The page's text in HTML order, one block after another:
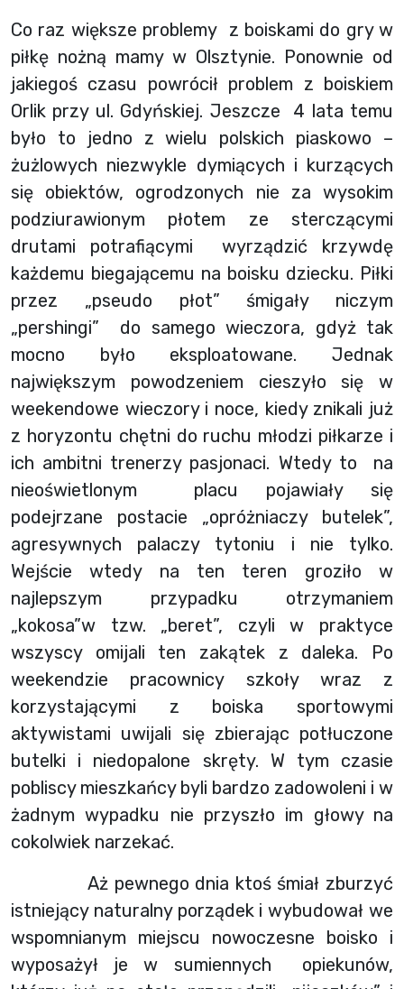
Co raz większe problemy z boiskami do gry w
piłkę nożną mamy w Olsztynie. Ponownie od
jakiegoś czasu powrócił problem z boiskiem
Orlik przy ul. Gdyńskiej. Jeszcze 4 lata temu
było to jedno z wielu polskich piaskowo –
żużlowych niezwykle dymiących i kurzących
się obiektów, ogrodzonych nie za wysokim
podziurawionym płotem ze sterczącymi
drutami potrafiącymi wyrządzić krzywdę
każdemu biegającemu na boisku dziecku. Piłki
przez „pseudo płot” śmigały niczym
„pershingi” do samego wieczora, gdyż tak
mocno było eksploatowane. Jednak
największym powodzeniem cieszyło się w
weekendowe wieczory i noce, kiedy znikali już
z horyzontu chętni do ruchu młodzi piłkarze i
ich ambitni trenerzy pasjonaci. Wtedy to na
nieoświetlonym placu pojawiały się
podejrzane postacie „opróżniaczy butelek”,
agresywnych palaczy tytoniu i nie tylko.
Wejście wtedy na ten teren groziło w
najlepszym przypadku otrzymaniem
„kokosa”w tzw. „beret”, czyli w praktyce
wszyscy omijali ten zakątek z daleka. Po
weekendzie pracownicy szkoły wraz z
korzystającymi z boiska sportowymi
aktywistami uwijali się zbierając potłuczone
butelki i niedopalone skręty. W tym czasie
pobliscy mieszkańcy byli bardzo zadowoleni i w
żadnym wypadku nie przyszło im głowy na
cokolwiek narzekać.
Aż pewnego dnia ktoś śmiał zburzyć
istniejący naturalny porządek i wybudował we
wspomnianym miejscu nowoczesne boisko i
wyposażył je w sumiennych opiekunów,